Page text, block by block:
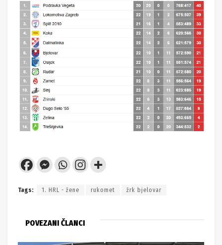
Tags: 1. HRL - žene rukomet žrk bjelovar
POVEZANI ČLANCI